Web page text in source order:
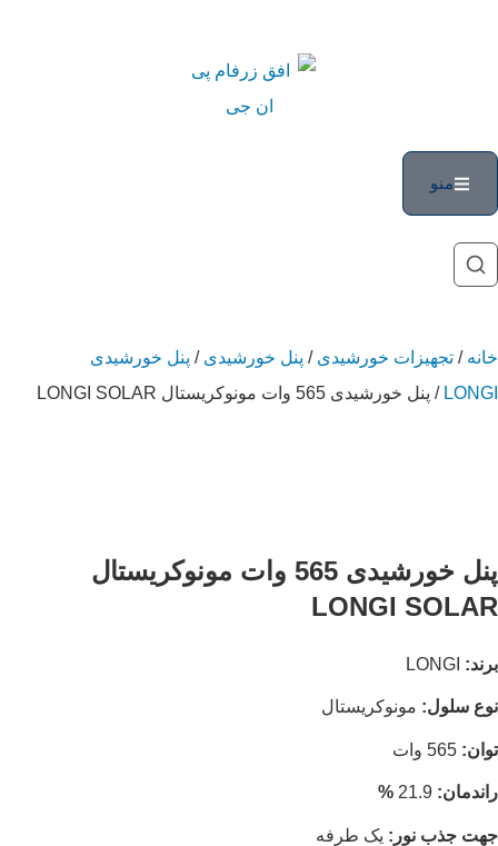
منو
خانه / تجهیزات خورشیدی / پنل خورشیدی / پنل خورشیدی
LONGI / پنل خورشیدی 565 وات مونوکریستال LONGI SOLAR
پنل خورشیدی 565 وات مونوکریستال
LONGI SOLAR
برند: LONGI
نوع سلول: مونوکریستال
توان:
راندمان: 21.9
%
جهت جذب نور: یک طرفه